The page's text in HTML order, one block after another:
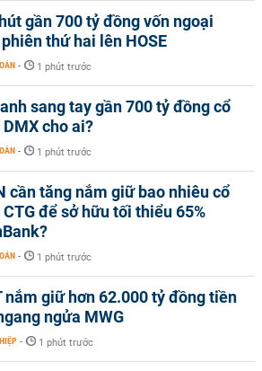
gần 700 tỷ đồng vốn ngoại
thứ hai lên HOSE
- 1 phút trước
sang tay gần 700 tỷ đồng cổ
cho ai?
- 1 phút trước
cần tăng nắm giữ bao nhiêu cổ
để sở hữu tối thiểu 65%
- 1 phút trước
nắm giữ hơn 62.000 tỷ đồng tiền
ngửa MWG
- 1 phút trước